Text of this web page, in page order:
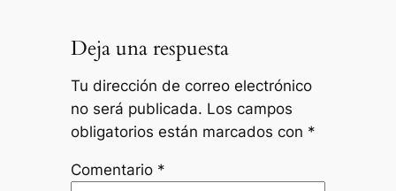
Deja una respuesta
Tu dirección de correo electrónico
no será publicada. Los campos
obligatorios están marcados con *
Comentario *